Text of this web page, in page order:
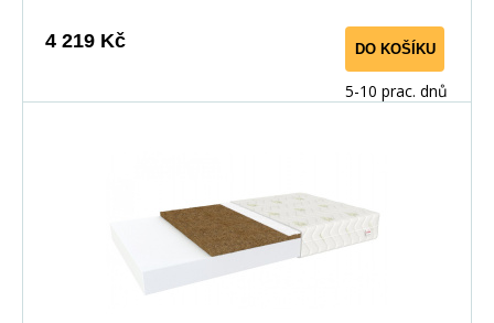
4 219 Kč DO KOŠÍKU
5-10 prac. dnů